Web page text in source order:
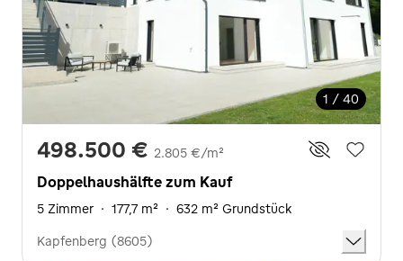
1 / 40
498.500 € 2.805 €/m²
Doppelhaushälfte zum Kauf
5 Zimmer · 177,7 m² · 632 m² Grundstück
Kapfenberg (8605)